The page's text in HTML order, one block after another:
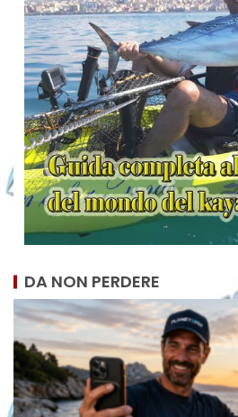
DA NON PERDERE